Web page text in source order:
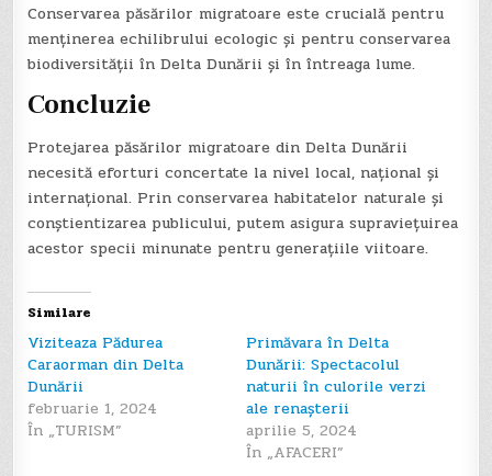
Conservarea păsărilor migratoare este crucială pentru
menținerea echilibrului ecologic și pentru conservarea
biodiversității în Delta Dunării și în întreaga lume.
Concluzie
Protejarea păsărilor migratoare din Delta Dunării
necesită eforturi concertate la nivel local, național și
internațional. Prin conservarea habitatelor naturale și
conștientizarea publicului, putem asigura supraviețuirea
acestor specii minunate pentru generațiile viitoare.
Similare
Viziteaza Pădurea
Caraorman din Delta
Dunării
februarie 1, 2024
În „TURISM”
Primăvara în Delta
Dunării: Spectacolul
naturii în culorile verzi
ale renașterii
aprilie 5, 2024
În „AFACERI”